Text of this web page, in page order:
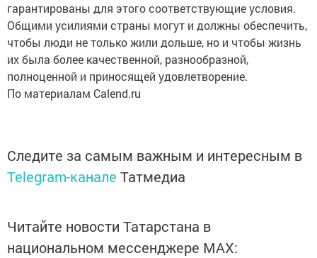
гарантированы для этого соответствующие условия.
Общими усилиями страны могут и должны обеспечить,
чтобы люди не только жили дольше, но и чтобы жизнь
их была более качественной, разнообразной,
полноценной и приносящей удовлетворение.
По материалам Calend.ru
Следите за самым важным и интересным в
Telegram-канале Татмедиа
Читайте новости Татарстана в
национальном мессенджере MАХ: